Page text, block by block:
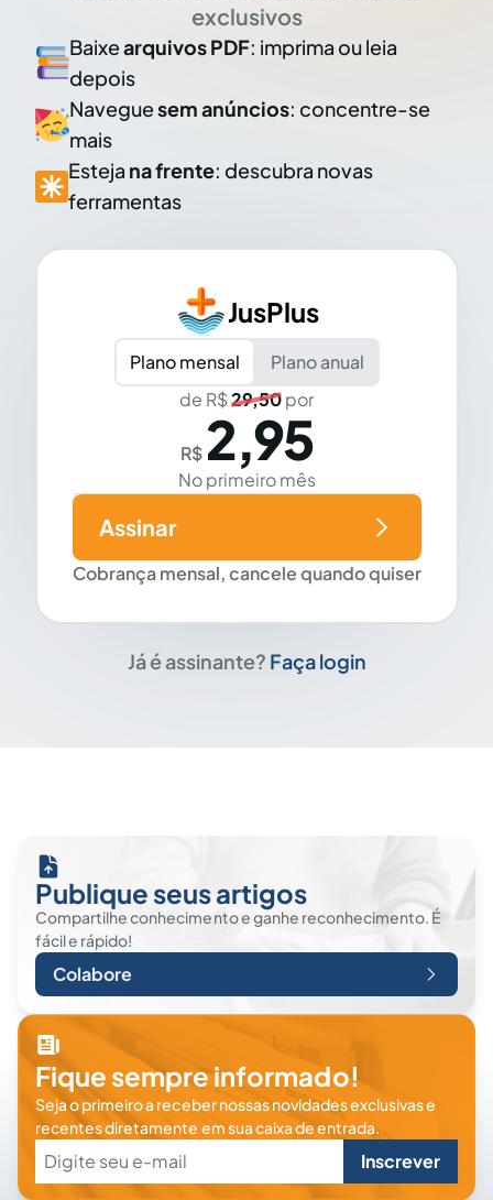
exclusivos
Baixearquivos PDF: imprima ou leia
depois
Naveguesem anúncios: concentre-se
mais
Esteja na frente: descubra novas
ferramentas
JusPlus
Plano mensal
Plano anual
de R$29,50por
R$ 2,95
No primeiro mês
Cobrança mensal, cancele quando quiser
Assinar
Já é assinante? Faça login
Publique seus artigos
Compartilhe conhecimento e ganhe reconhecimento. É
fácil e rápido!
Colabore
Fique sempre informado!
Seja o primeiro a receber nossas novidades exclusivas e
recentes diretamente em sua caixa de entrada.
Inscrever